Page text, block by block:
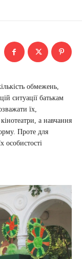
обмежень,
ситуації батькам
їх,
а навчання
Проте для
особистості